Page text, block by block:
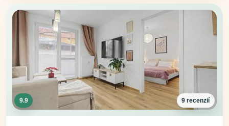
9.9 9 recenzií